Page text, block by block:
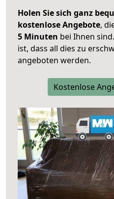
Holen Sie sich ganz
kostenlose Angebote,
5 Minuten bei Ihnen
ist, dass all dies zu
angeboten werden.
Kostenlose